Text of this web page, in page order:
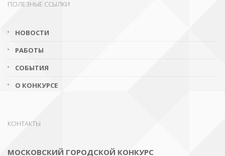
ПОЛЕЗНЫЕ ССЫЛКИ
НОВОСТИ
РАБОТЫ
СОБЫТИЯ
О КОНКУРСЕ
КОНТАКТЫ
МОСКОВСКИЙ ГОРОДСКОЙ КОНКУРС